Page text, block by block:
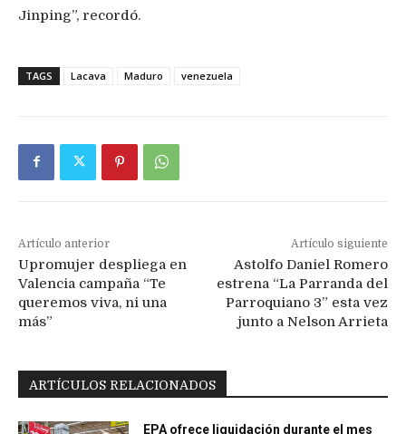
Jinping”, recordó.
TAGS Lacava Maduro venezuela
Artículo anterior
Upromujer despliega en
Valencia campaña “Te
queremos viva, ni una
más”
Artículo siguiente
Astolfo Daniel Romero
estrena “La Parranda del
Parroquiano 3” esta vez
junto a Nelson Arrieta
ARTÍCULOS RELACIONADOS
EPA ofrece liquidación durante el mes